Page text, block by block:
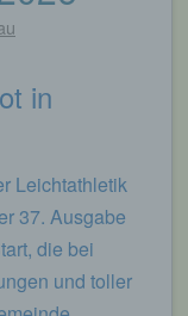
in
Leichtathletik
37. Ausgabe
die bei
und toller